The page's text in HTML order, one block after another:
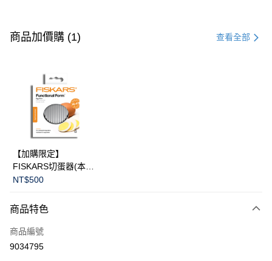
信用卡一次付款
3 期 0 利率 每期
合作金庫商業銀行
華南商業銀行
上海商業儲蓄銀行
國泰世華商業銀行
臺灣中小企業銀行
匯豐（台灣）商業銀行
聯邦商業銀行
元大商業銀行
台新國際商業銀行
LINE Pay
Apple Pay
運送方式
黑貓宅急便
商品加價購 (1) 查看全部
【加購限定】
FISKARS切蛋器(本商
品不提供破損保證)
NT$500
商品特色
商品編號
9034795